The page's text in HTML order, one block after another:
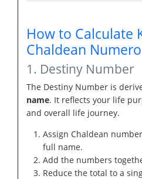
How to Calculate
Chaldean
1. Destiny Number
The Destiny Number is
name. It reflects your life
and overall life journey.
Assign Chaldean
full name.
Add the numbers
Reduce the total to a